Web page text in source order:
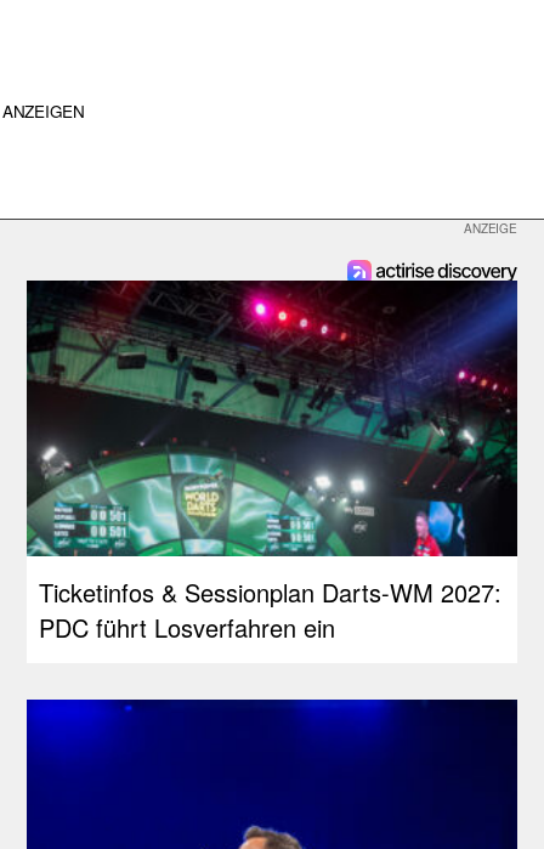
ANZEIGEN
Ticketinfos & Sessionplan Darts-WM 2027:
PDC führt Losverfahren ein